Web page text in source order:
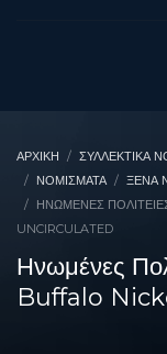
ΑΡΧΙΚΉ
ΣΥΛΛΕΚΤΙΚΆ
ΝΟΜΙΣΜΑΤΑ
ΞΈΝΑ
ΗΝΩΜΈΝΕΣ
UNCIRCULATED
Ηνωμένες
Buffalo